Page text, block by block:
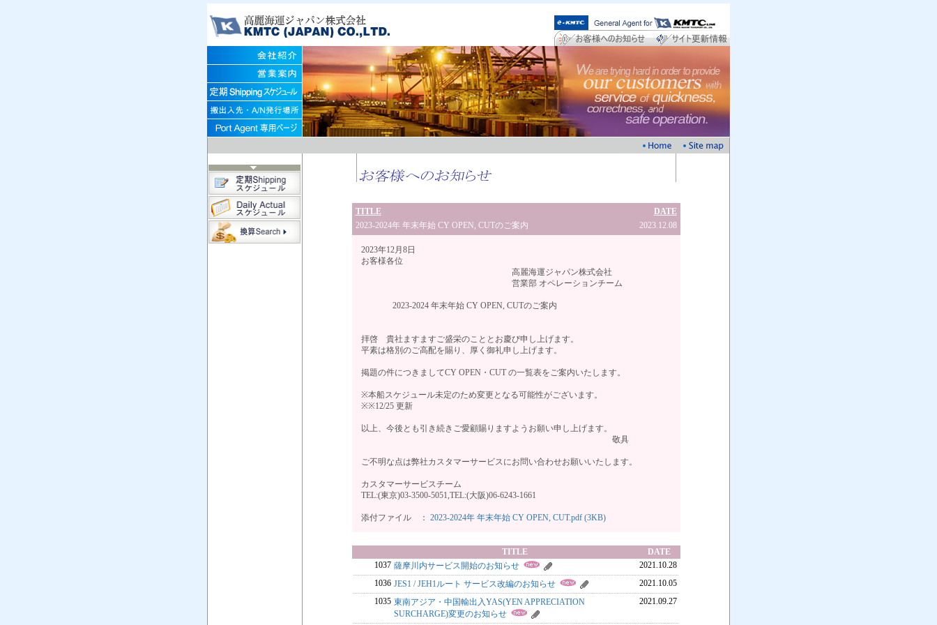
TITLE
DATE
2023-2024年 年末年始 CY OPEN, CUTのご案内
2023.12.08
2023年12月8日
お客様各位
高麗海運ジャパン株式会社
営業部 オペレーションチーム
2023-2024 年末年始 CY OPEN, CUTのご案内
拝啓 貴社ますますご盛栄のこととお慶び申し上げます。
平素は格別のご高配を賜り、厚く御礼申し上げます。
掲題の件につきましてCY OPEN・CUT の一覧表をご案内いたします。
※本船スケジュール未定のため変更となる可能性がございます。
※※12/25 更新
以上、今後とも引き続きご愛顧賜りますようお願い申し上げます。
敬具
ご不明な点は弊社カスタマーサービスにお問い合わせお願いいたします。
カスタマーサービスチーム
TEL:(東京)03-3500-5051,TEL:(大阪)06-6243-1661
添付ファイル ： 2023-2024年 年末年始 CY OPEN, CUT.pdf (3KB)
TITLE
DATE
1037 薩摩川内サービス開始のお知らせ
2021.10.28
1036 JES1 / JEH1ルート サービス改編のお知らせ
2021.10.05
1035 東南アジア・中国輸出入YAS(YEN APPRECIATION
SURCHARGE)変更のお知らせ
2021.09.27